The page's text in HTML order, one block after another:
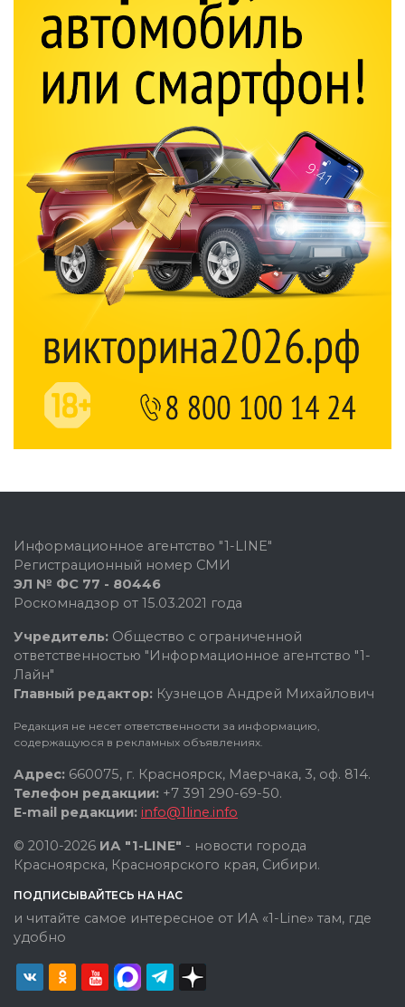
Информационное агентство "1-LINE"
Регистрационный номер СМИ
ЭЛ № ФС 77 - 80446
Роскомнадзор от 15.03.2021 года
Учредитель: Общество с ограниченной
ответственностью "Информационное агентство "1-
Лайн"
Главный редактор: Кузнецов Андрей Михайлович
Редакция не несет ответственности за информацию,
содержащуюся в рекламных объявлениях.
Адрес: 660075, г. Красноярск, Маерчака, 3, оф. 814.
Телефон редакции: +7 391 290-69-50.
E-mail редакции: info@1line.info
© 2010-2026 ИА "1-LINE" - новости города
Красноярска, Красноярского края, Сибири.
ПОДПИСЫВАЙТЕСЬ НА НАС
и читайте самое интересное от ИА «1-Line» там, где
удобно